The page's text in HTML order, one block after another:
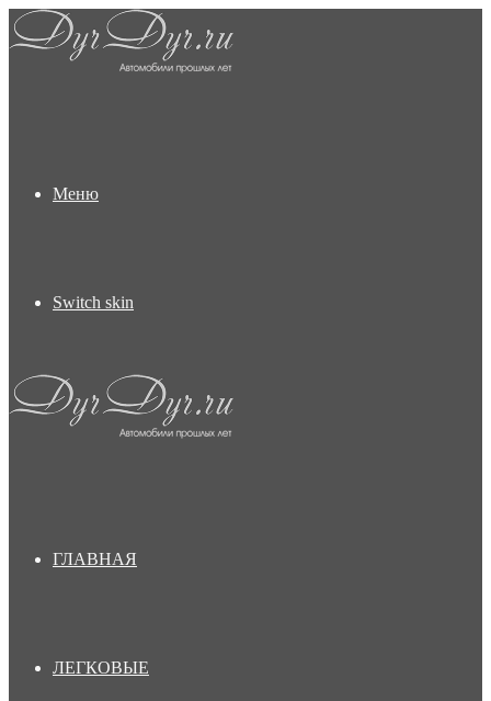
Меню
Switch skin
ГЛАВНАЯ
ЛЕГКОВЫЕ